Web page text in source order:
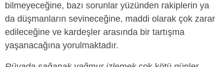
bilmeyeceğine, bazı sorunlar yüzünden rakiplerin ya
da düşmanların sevineceğine, maddi olarak çok zarar
edileceğine ve kardeşler arasında bir tartışma
yaşanacağına yorulmaktadır.